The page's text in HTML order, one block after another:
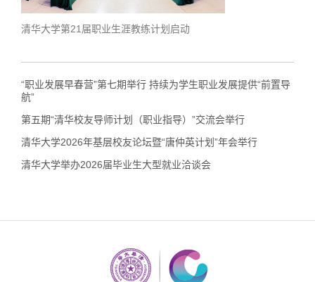
清华大学第21届职业生涯教练计划启动
“职业发展早春营”第七期举行 持续为学生职业发展提供“前置导
航”
第五期“清华校友导师计划（职业指导）”交流会举行
清华大学2026年基层校友论坛暨“唐仲英计划”年会举行
清华大学举办2026届毕业生大型就业洽谈会